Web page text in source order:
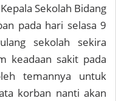
Sekolah Bidang
pada hari selasa 9
sekolah sekira
keadaan sakit pada
temannya untuk
korban nanti akan